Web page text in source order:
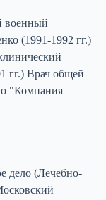
военный
(1991-1992 гг.)
гг.) Врач общей
"Компания
дело (Лечебно-